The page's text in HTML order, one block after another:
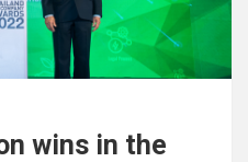
wins in the